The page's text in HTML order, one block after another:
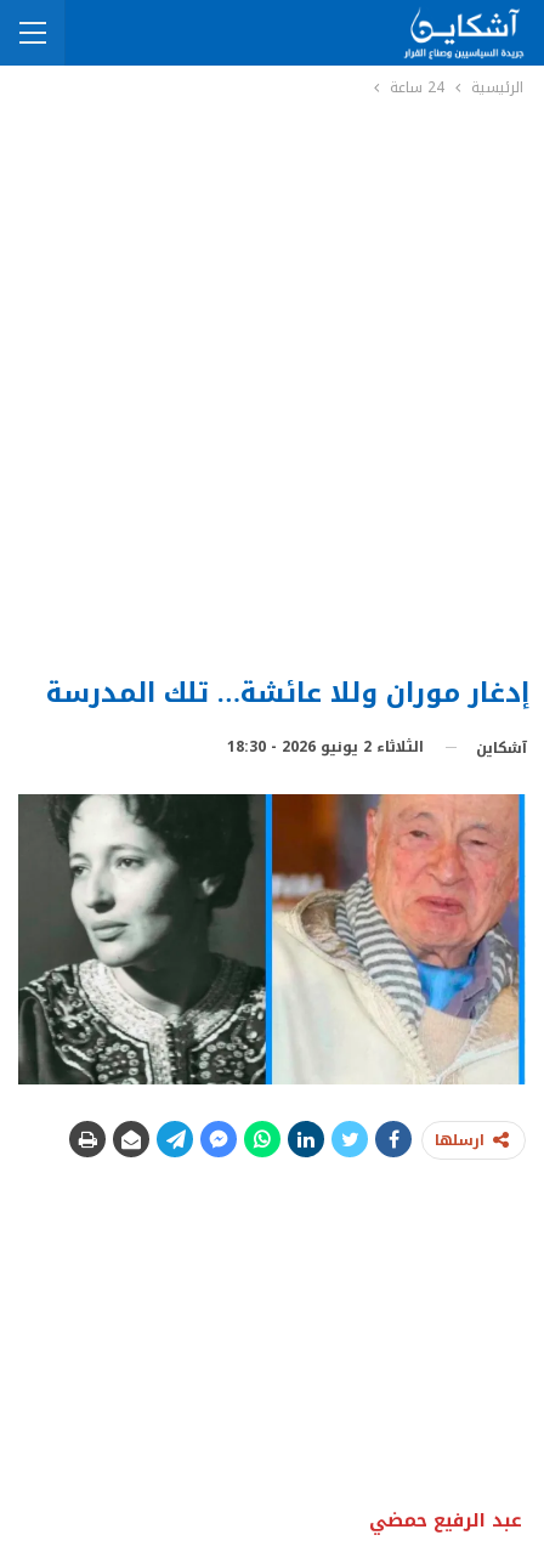
الرئيسية 24 ساعة
إدغار موران وللا عائشة… تلك المدرسة
آشكاين الثلاثاء 2 يونيو 2026 - 18:30
ارسلها
عبد الرفيع حمضي